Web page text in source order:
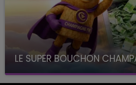
LE SUPER BOUCHON
avec La Famille Champagne